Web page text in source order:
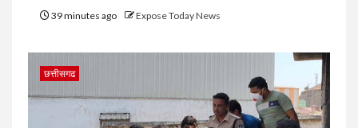
39 minutes ago Expose Today News
छत्तीसगढ